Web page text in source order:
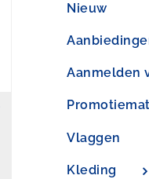
Nieuw
Aanmelden
Vlaggen
Kleding